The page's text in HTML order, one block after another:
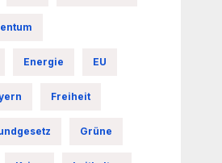
Energie EU
Freiheit
Grüne